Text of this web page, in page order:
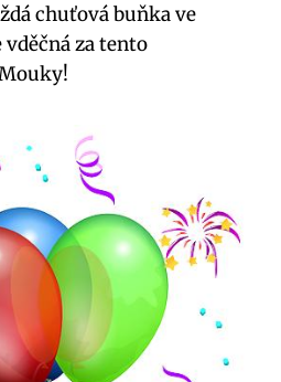
chuťová buňka ⁢ve
vděčná‌ za tento⁢